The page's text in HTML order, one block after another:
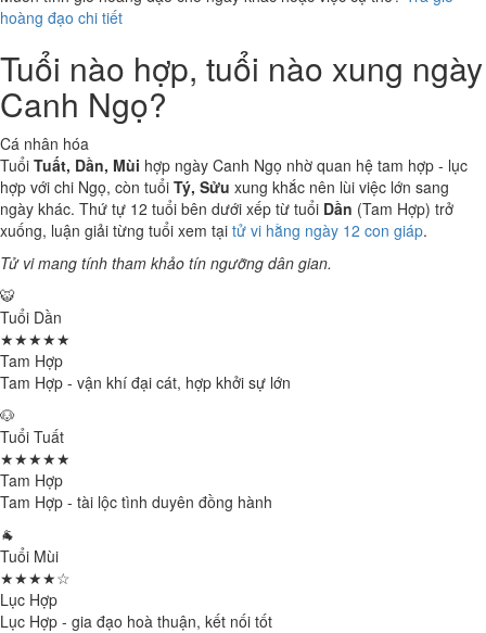
hoàng đạo chi tiết
Tuổi nào hợp, tuổi nào xung ngày
Canh Ngọ?
Cá nhân hóa
Tuổi Tuất, Dần, Mùi hợp ngày Canh Ngọ nhờ quan hệ tam hợp - lục
hợp với chi Ngọ, còn tuổi Tý, Sửu xung khắc nên lùi việc lớn sang
ngày khác. Thứ tự 12 tuổi bên dưới xếp từ tuổi Dần (Tam Hợp) trở
xuống, luận giải từng tuổi xem tại tử vi hằng ngày 12 con giáp.
Tử vi mang tính tham khảo tín ngưỡng dân gian.
🐯
Tuổi Dần
★★★★★
Tam Hợp
Tam Hợp - vận khí đại cát, hợp khởi sự lớn
🐶
Tuổi Tuất
★★★★★
Tam Hợp
Tam Hợp - tài lộc tình duyên đồng hành
🐐
Tuổi Mùi
★★★★☆
Lục Hợp
Lục Hợp - gia đạo hoà thuận, kết nối tốt